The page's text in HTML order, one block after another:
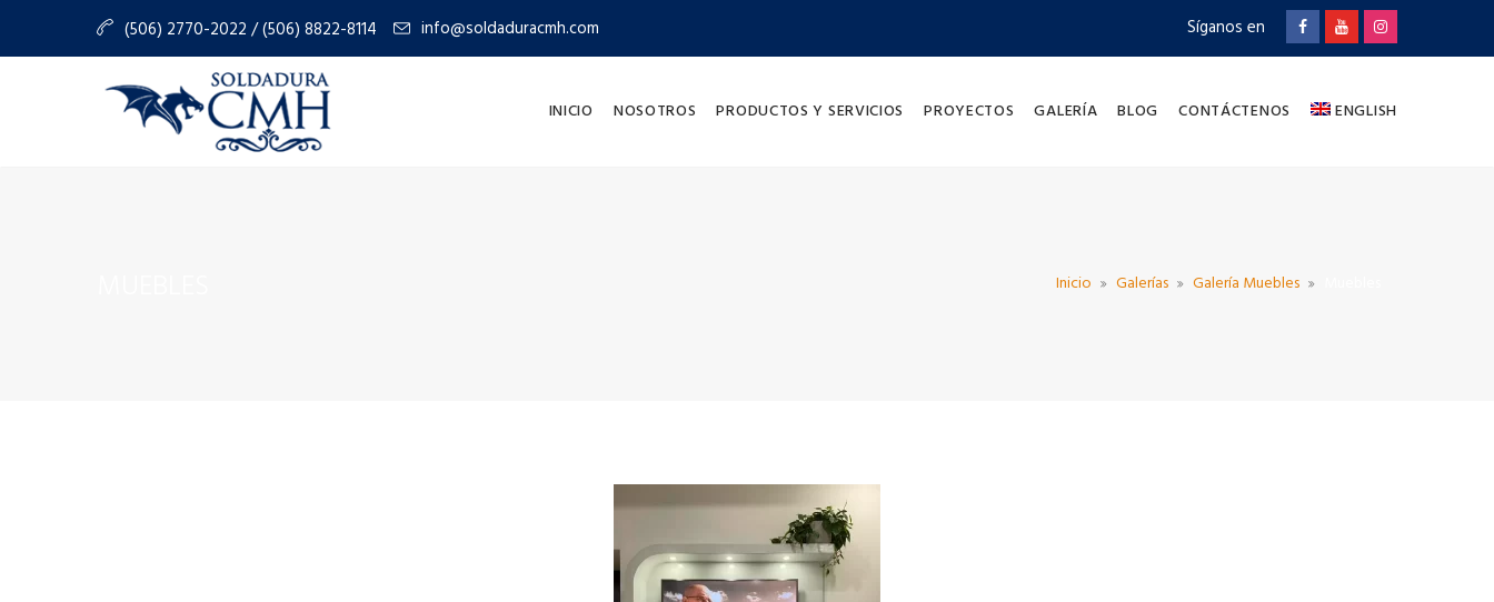
(506) 2770-2022 / (506) 8822-8114 info@soldaduracmh.com Síganos en
INICIO NOSOTROS PRODUCTOS Y SERVICIOS PROYECTOS GALERÍA BLOG CONTÁCTENOS ENGLISH
Inicio Galerías Galería Muebles